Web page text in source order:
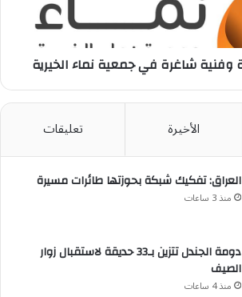
الأخيرة تعليقات
العراق: تفكيك شبكة بحوزتها طائرات مسيرة
منذ 3 ساعات
دومة الجندل تتزين بـ33 حديقة لاستقبال زوار
الصيف
منذ 4 ساعات